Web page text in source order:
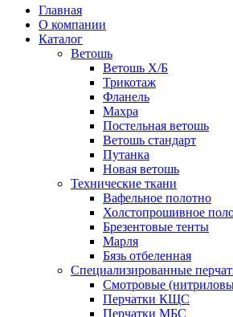
Главная
О компании
Каталог
Ветошь
Ветошь Х/Б
Трикотаж
Фланель
Махра
Постельная ветошь
Ветошь стандарт
Путанка
Новая ветошь
Технические ткани
Вафельное полотно
Холстопрошивное
Брезентовые тенты
Марля
Бязь отбеленная
Специализированные
Смотровые
Перчатки КЩС
Перчатки МБС